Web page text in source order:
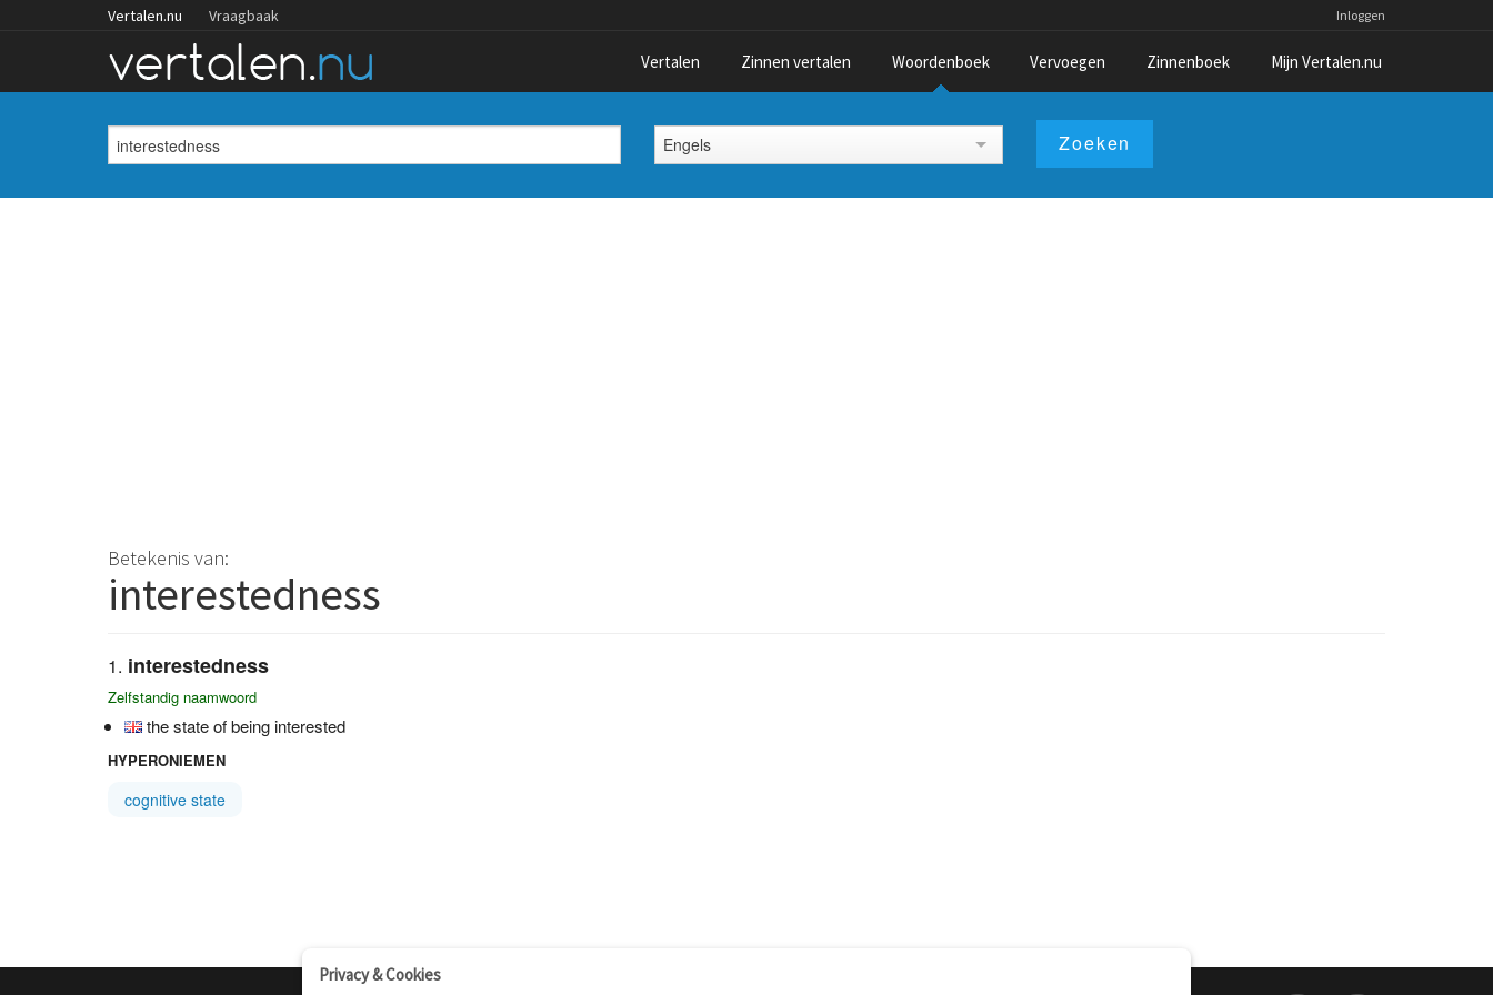
Vertalen.nu Vraagbaak Inloggen
Vertalen Zinnen vertalen Woordenboek Vervoegen Zinnenboek Mijn Vertalen.nu
Engels
Betekenis van:
interestedness
interestedness
Zelfstandig naamwoord
the state of being interested
HYPERONIEMEN
cognitive state
Privacy & Cookies